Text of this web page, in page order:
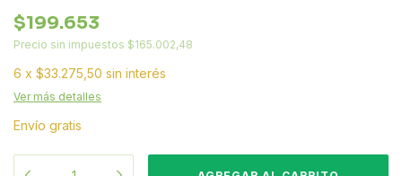
$199.653
Precio sin impuestos $165.002,48
6 x $33.275,50 sin interés
Ver más detalles
Envío gratis